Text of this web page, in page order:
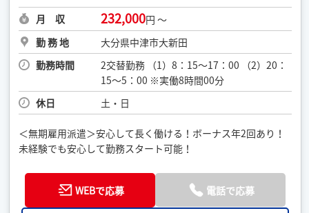
月 収 232,000円 ～
勤 務 地
大分県中津市大新田
勤務時間
2交替勤務 （1）8：15〜17：00 （2）20：
15〜5：00 ※実働8時間00分
休日
土・日
＜無期雇用派遣＞安心して長く働ける！ボーナス年2回あり！
未経験でも安心して勤務スタート可能！
WEBで応募 電話で応募